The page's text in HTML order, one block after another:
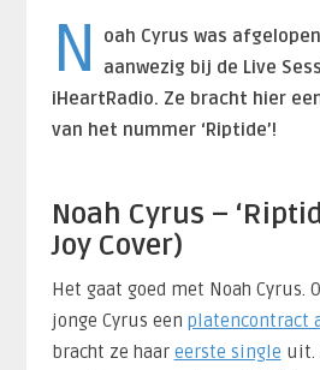
N
oah Cyrus was
aanwezig bij de Live
iHeartRadio. Ze bracht hier
van het nummer ‘Riptide’!
Noah Cyrus –
Joy Cover)
Het gaat goed met Noah Cyrus.
jonge Cyrus een platencontract
bracht ze haar eerste single uit.